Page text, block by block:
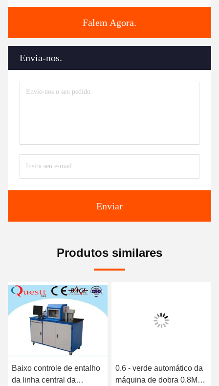
Falem Agora.
Envia-nos.
Enviar
Produtos similares
Baixo controle de entalho
da linha central da
0.6 - verde automático da
máquina de dobra 0.8MPa